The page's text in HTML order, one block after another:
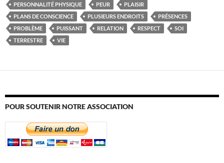
PERSONNALITÉ PHYSIQUE
PEUR
PLAISIR
PLANS DE CONSCIENCE
PLUSIEURS ENDROITS
PRÉSENCES
PROBLÈME
PUISSANT RELATION RESPECT
SOI
TERRESTRE
VIE
POUR SOUTENIR NOTRE ASSOCIATION